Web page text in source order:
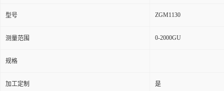
型号 ZGM1130
测量范围 0-2000GU
规格
加工定制 是